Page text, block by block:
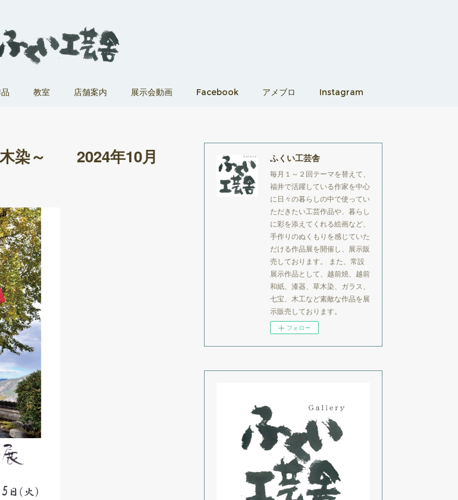
教室 店舗案内 展示会動画 Facebook アメブロ Instagram
染～ 2024年10月
ふくい工芸舎
毎月１～２回テーマを替えて、
福井で活躍している作家を中心
に日々の暮らしの中で使ってい
ただきたい工芸作品や、暮らし
に彩を添えてくれる絵画など、
手作りのぬくもりを感じていた
だける作品展を開催し、展示販
売しております。 また、常設
展示作品として、越前焼、越前
和紙、漆器、草木染、ガラス、
七宝、木工など素敵な作品を展
示販売しております。
フォロー